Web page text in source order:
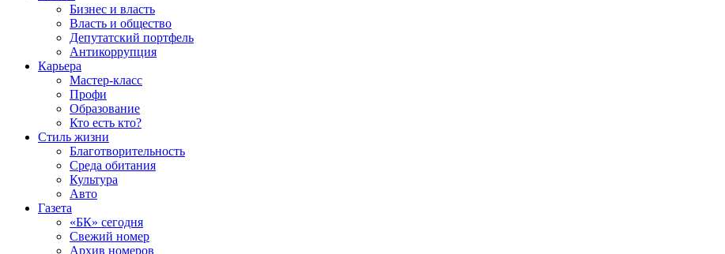
Бизнес и власть
Власть и общество
Депутатский портфель
Антикоррупция
Карьера
Мастер-класс
Профи
Образование
Кто есть кто?
Стиль жизни
Благотворительность
Среда обитания
Культура
Авто
Газета
«БК» сегодня
Свежий номер
Архив номеров